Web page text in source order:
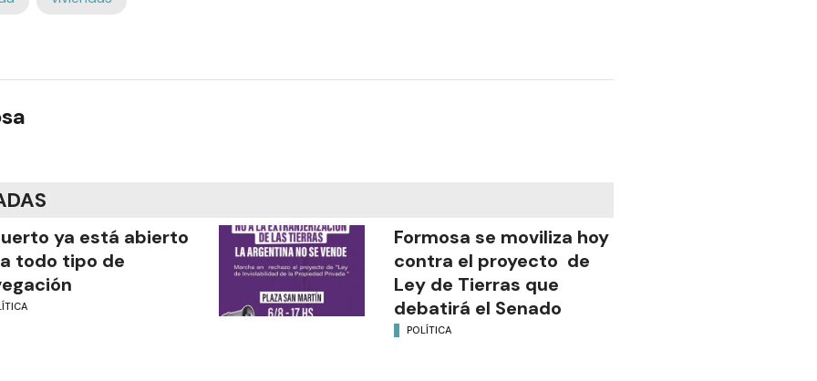
ya está abierto
todo tipo de
Formosa se moviliza hoy
contra el proyecto de
Ley de Tierras que
debatirá el Senado
POLÍTICA